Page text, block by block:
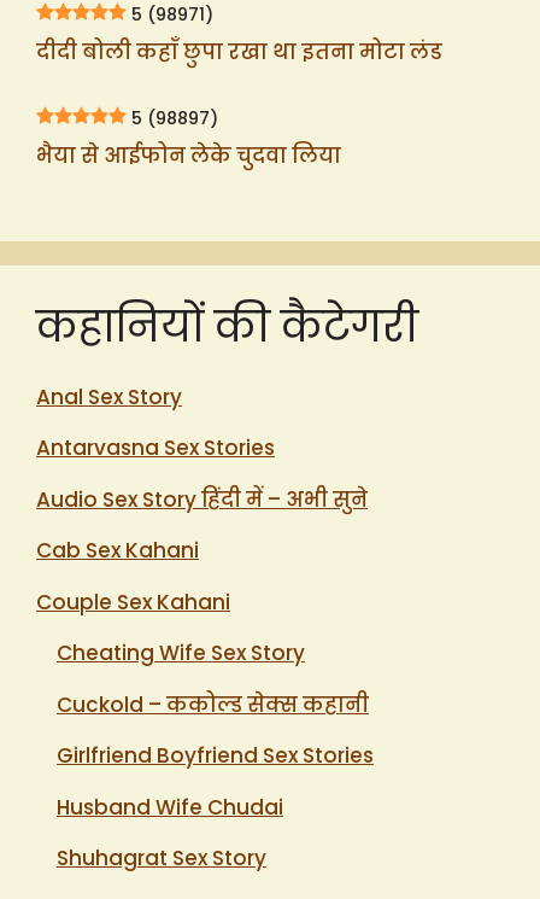
5 (98971)
दीदी बोली कहाँ छुपा रखा था इतना मोटा लंड
5 (98897)
भैया से आईफोन लेके चुदवा लिया
कहानियों की कैटेगरी
Anal Sex Story
Antarvasna Sex Stories
Audio Sex Story हिंदी में – अभी सुने
Cab Sex Kahani
Couple Sex Kahani
Cheating Wife Sex Story
Cuckold – ककोल्ड सेक्स कहानी
Girlfriend Boyfriend Sex Stories
Husband Wife Chudai
Shuhagrat Sex Story